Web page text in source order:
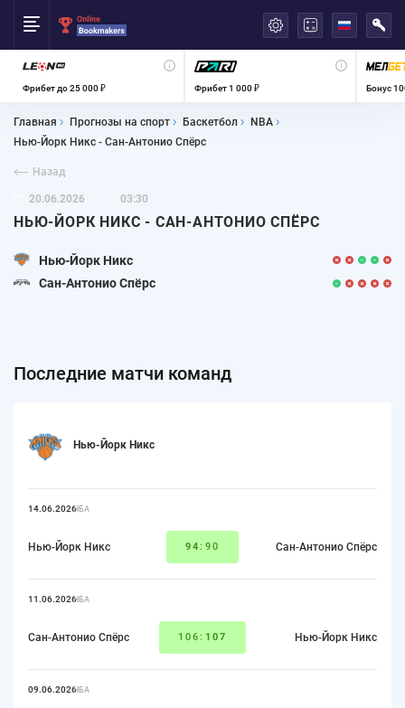
Фрибет до 25 000 ₽ Фрибет 1 000 ₽ Бонус
Главная Прогнозы на спорт Баскетбол
NBA
Нью-Йорк Никс - Сан-Антонио Спёрс
Назад
20.06.2026 03:30
НЬЮ-ЙОРК НИКС - САН-АНТОНИО СПЁРС
Нью-Йорк Никс
Сан-Антонио Спёрс
Последние матчи команд
Нью-Йорк Никс
14.06.2026НБА
Нью-Йорк Никс 94:90 Сан-Антонио Спёрс
11.06.2026НБА
Сан-Антонио Спёрс 106: 107 Нью-Йорк Никс
09.06.2026НБА